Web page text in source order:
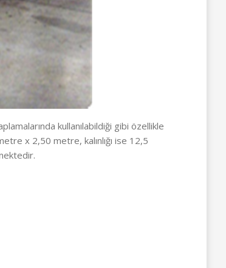
kullanılabildiği gibi özellikle
x 2,50 metre, kalınlığı ise 12,5